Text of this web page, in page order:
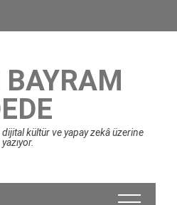
kültür ve yapay zekâ üzerine
yazıyor.